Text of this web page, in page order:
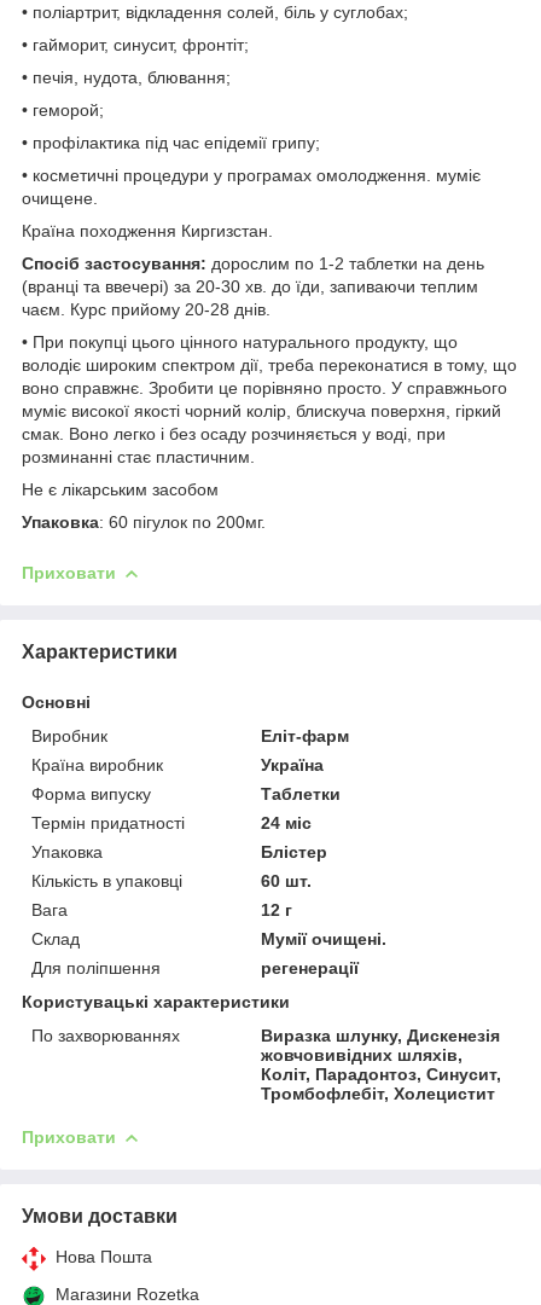
• поліартрит, відкладення солей, біль у суглобах;
• гайморит, синусит, фронтіт;
• печія, нудота, блювання;
• геморой;
• профілактика під час епідемії грипу;
• косметичні процедури у програмах омолодження. муміє
очищене.
Країна походження Киргизстан.
Спосіб застосування: дорослим по 1-2 таблетки на день
(вранці та ввечері) за 20-30 хв. до їди, запиваючи теплим
чаєм. Курс прийому 20-28 днів.
• При покупці цього цінного натурального продукту, що
володіє широким спектром дії, треба переконатися в тому, що
воно справжнє. Зробити це порівняно просто. У справжнього
муміє високої якості чорний колір, блискуча поверхня, гіркий
смак. Воно легко і без осаду розчиняється у воді, при
розминанні стає пластичним.
Не є лікарським засобом
Упаковка: 60 пігулок по 200мг.
Приховати
Характеристики
Основні
Виробник
Еліт-фарм
Країна виробник
Україна
Форма випуску
Таблетки
Термін придатності
24 міс
Упаковка
Блістер
Кількість в упаковці
60 шт.
Вага
12 г
Склад
Мумії очищені.
Для поліпшення
регенерації
Користувацькі характеристики
По захворюваннях
Виразка шлунку, Дискенезія
жовчовивідних шляхів,
Коліт, Парадонтоз, Синусит,
Тромбофлебіт, Холецистит
Приховати
Умови доставки
Нова Пошта
Магазини Rozetka